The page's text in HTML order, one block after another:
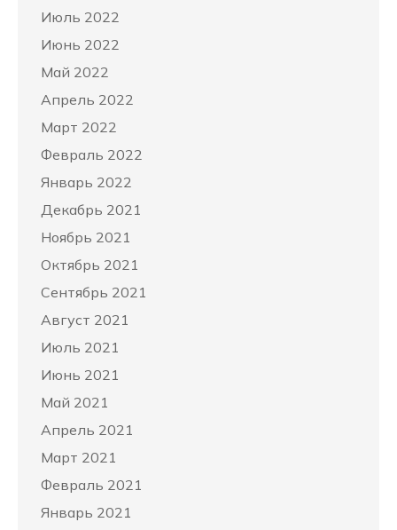
Июль 2022
Июнь 2022
Май 2022
Апрель 2022
Март 2022
Февраль 2022
Январь 2022
Декабрь 2021
Ноябрь 2021
Октябрь 2021
Сентябрь 2021
Август 2021
Июль 2021
Июнь 2021
Май 2021
Апрель 2021
Март 2021
Февраль 2021
Январь 2021